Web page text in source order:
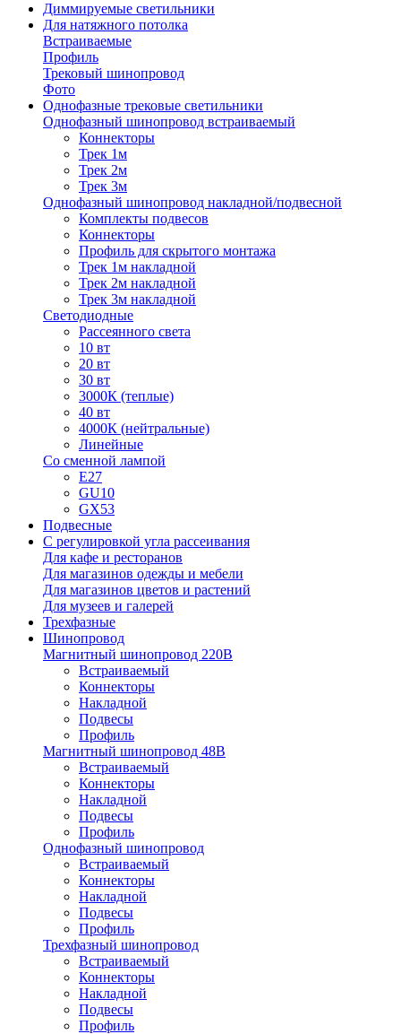
Диммируемые светильники
Для натяжного потолка
Встраиваемые
Профиль
Трековый шинопровод
Фото
Однофазные трековые светильники
Однофазный шинопровод встраиваемый
Коннекторы
Трек 1м
Трек 2м
Трек 3м
Однофазный шинопровод накладной/подвесной
Комплекты подвесов
Коннекторы
Профиль для скрытого монтажа
Трек 1м накладной
Трек 2м накладной
Трек 3м накладной
Светодиодные
Рассеянного света
10 вт
20 вт
30 вт
3000К (теплые)
40 вт
4000К (нейтральные)
Линейные
Со сменной лампой
E27
GU10
GX53
Подвесные
С регулировкой угла рассеивания
Для кафе и ресторанов
Для магазинов одежды и мебели
Для магазинов цветов и растений
Для музеев и галерей
Трехфазные
Шинопровод
Магнитный шинопровод 220В
Встраиваемый
Коннекторы
Накладной
Подвесы
Профиль
Магнитный шинопровод 48В
Встраиваемый
Коннекторы
Накладной
Подвесы
Профиль
Однофазный шинопровод
Встраиваемый
Коннекторы
Накладной
Подвесы
Профиль
Трехфазный шинопровод
Встраиваемый
Коннекторы
Накладной
Подвесы
Профиль